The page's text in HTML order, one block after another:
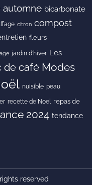
automne bicarbonate
citron compost
fleurs
jardin d'hiver Les
de café Modes
nuisible peau
recette de Noël repas de
2024 tendance
reserved